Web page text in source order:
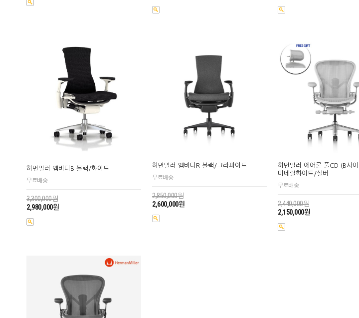
허먼밀러 엠바디B 블랙/화이트
무료배송
3,300,000원
2,980,000원
허먼밀러 엠바디R 블랙/그라파이트
무료배송
2,850,000원
2,600,000원
허먼밀러 에어론 풀CD (B사
미네랄화이트/실버
무료배송
2,440,000원
2,150,000원